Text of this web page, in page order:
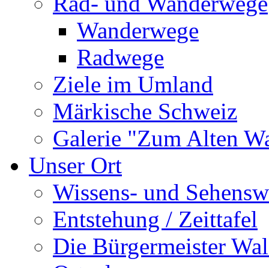
Wanderwege
Radwege
Ziele im Umland
Märkische Schweiz
Galerie "Zum Alten
Unser Ort
Wissens- und
Entstehung / Zeittafel
Die Bürgermeister